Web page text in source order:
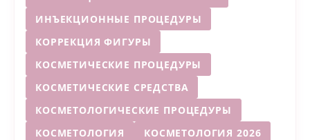
ИНЪЕКЦИОННЫЕ ПРОЦЕДУРЫ
КОРРЕКЦИЯ ФИГУРЫ
КОСМЕТИЧЕСКИЕ ПРОЦЕДУРЫ
КОСМЕТИЧЕСКИЕ СРЕДСТВА
КОСМЕТОЛОГИЧЕСКИЕ ПРОЦЕДУРЫ
КОСМЕТОЛОГИЯ
КОСМЕТОЛОГИЯ 2026